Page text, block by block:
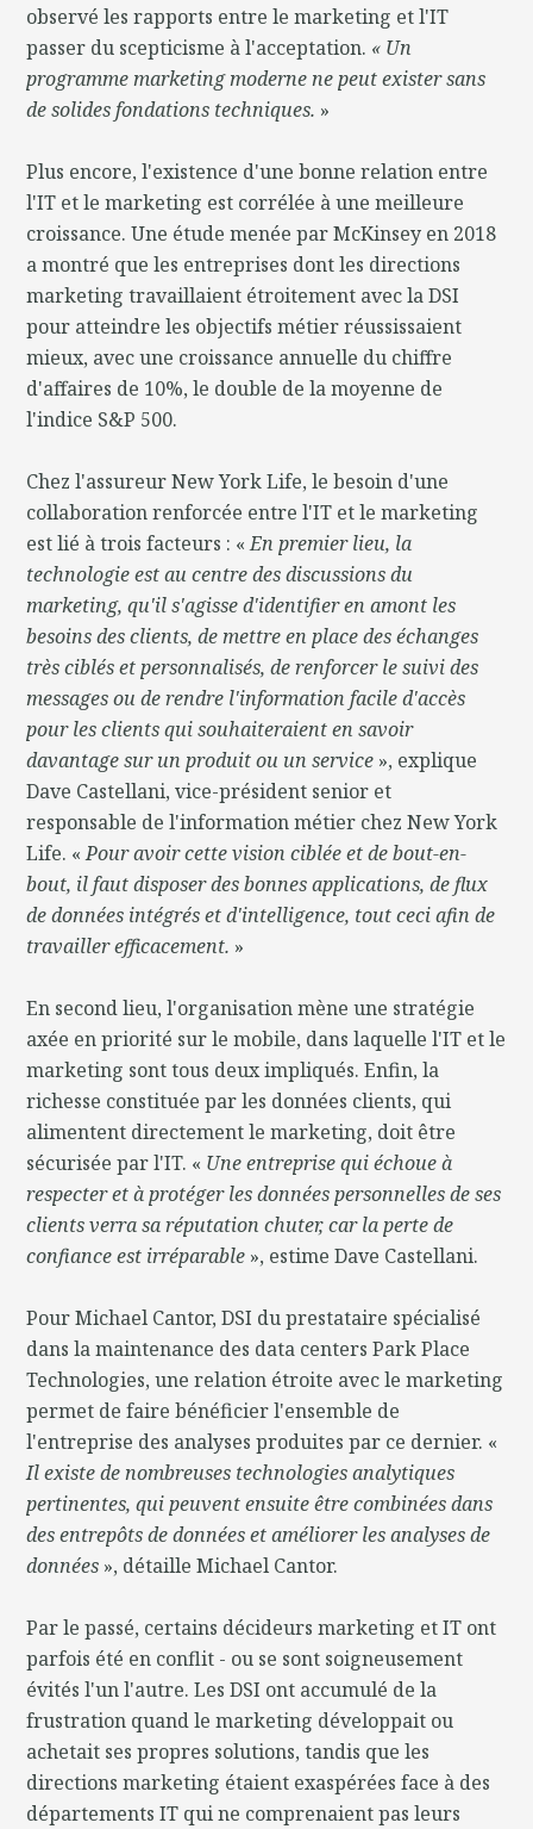
observé les rapports entre le marketing et l'IT
passer du scepticisme à l'acceptation. « Un
programme marketing moderne ne peut exister sans
de solides fondations techniques. »
Plus encore, l'existence d'une bonne relation entre
l'IT et le marketing est corrélée à une meilleure
croissance. Une étude menée par McKinsey en 2018
a montré que les entreprises dont les directions
marketing travaillaient étroitement avec la DSI
pour atteindre les objectifs métier réussissaient
mieux, avec une croissance annuelle du chiffre
d'affaires de 10%, le double de la moyenne de
l'indice S&P 500.
Chez l'assureur New York Life, le besoin d'une
collaboration renforcée entre l'IT et le marketing
est lié à trois facteurs : «En premier lieu, la
technologie est au centre des discussions du
marketing, qu'il s'agisse d'identifier en amont les
besoins des clients, de mettre en place des échanges
très ciblés et personnalisés, de renforcer le suivi des
messages ou de rendre l'information facile d'accès
pour les clients qui souhaiteraient en savoir
davantage sur un produit ou un service », explique
Dave Castellani, vice-président senior et
responsable de l'information métier chez New York
Life. «Pour avoir cette vision ciblée et de bout-en-
bout, il faut disposer des bonnes applications, de flux
de données intégrés et d'intelligence, tout ceci afin de
travailler efficacement. »
En second lieu, l'organisation mène une stratégie
axée en priorité sur le mobile, dans laquelle l'IT et le
marketing sont tous deux impliqués. Enfin, la
richesse constituée par les données clients, qui
alimentent directement le marketing, doit être
sécurisée par l'IT. « Une entreprise qui échoue à
respecter et à protéger les données personnelles de ses
clients verra sa réputation chuter, car la perte de
confiance est irréparable », estime Dave Castellani.
Pour Michael Cantor, DSI du prestataire spécialisé
dans la maintenance des data centers Park Place
Technologies, une relation étroite avec le marketing
permet de faire bénéficier l'ensemble de
l'entreprise des analyses produites par ce dernier. «
Il existe de nombreuses technologies analytiques
pertinentes, qui peuvent ensuite être combinées dans
des entrepôts de données et améliorer les analyses de
données », détaille Michael Cantor.
Par le passé, certains décideurs marketing et IT ont
parfois été en conflit - ou se sont soigneusement
évités l'un l'autre. Les DSI ont accumulé de la
frustration quand le marketing développait ou
achetait ses propres solutions, tandis que les
directions marketing étaient exaspérées face à des
départements IT qui ne comprenaient pas leurs